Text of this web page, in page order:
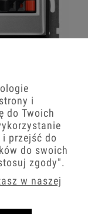
Czarny Bez Ramki
Ospel Aria
+
i
do Twoich
przejść do
do swoich
zgody".
w naszej